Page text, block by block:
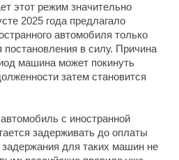
этот режим значительно
2025 года предлагало
автомобиля только
постановления в силу. Причина
машина может покинуть
затем становится
с иностранной
задерживать до оплаты
для таких машин не